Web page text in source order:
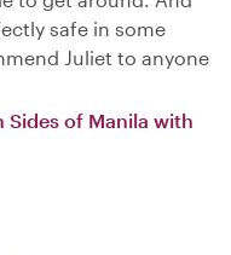
safe in some
Juliet to anyone
Sides of Manila with